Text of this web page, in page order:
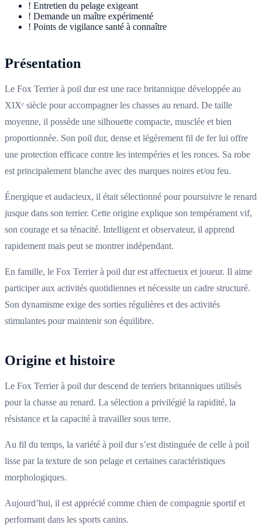
! Entretien du pelage exigeant
! Demande un maître expérimenté
! Points de vigilance santé à connaître
Présentation
Le Fox Terrier à poil dur est une race britannique développée au
XIXᵉ siècle pour accompagner les chasses au renard. De taille
moyenne, il possède une silhouette compacte, musclée et bien
proportionnée. Son poil dur, dense et légèrement fil de fer lui offre
une protection efficace contre les intempéries et les ronces. Sa robe
est principalement blanche avec des marques noires et/ou feu.
Énergique et audacieux, il était sélectionné pour poursuivre le renard
jusque dans son terrier. Cette origine explique son tempérament vif,
son courage et sa ténacité. Intelligent et observateur, il apprend
rapidement mais peut se montrer indépendant.
En famille, le Fox Terrier à poil dur est affectueux et joueur. Il aime
participer aux activités quotidiennes et nécessite un cadre structuré.
Son dynamisme exige des sorties régulières et des activités
stimulantes pour maintenir son équilibre.
Origine et histoire
Le Fox Terrier à poil dur descend de terriers britanniques utilisés
pour la chasse au renard. La sélection a privilégié la rapidité, la
résistance et la capacité à travailler sous terre.
Au fil du temps, la variété à poil dur s’est distinguée de celle à poil
lisse par la texture de son pelage et certaines caractéristiques
morphologiques.
Aujourd’hui, il est apprécié comme chien de compagnie sportif et
performant dans les sports canins.